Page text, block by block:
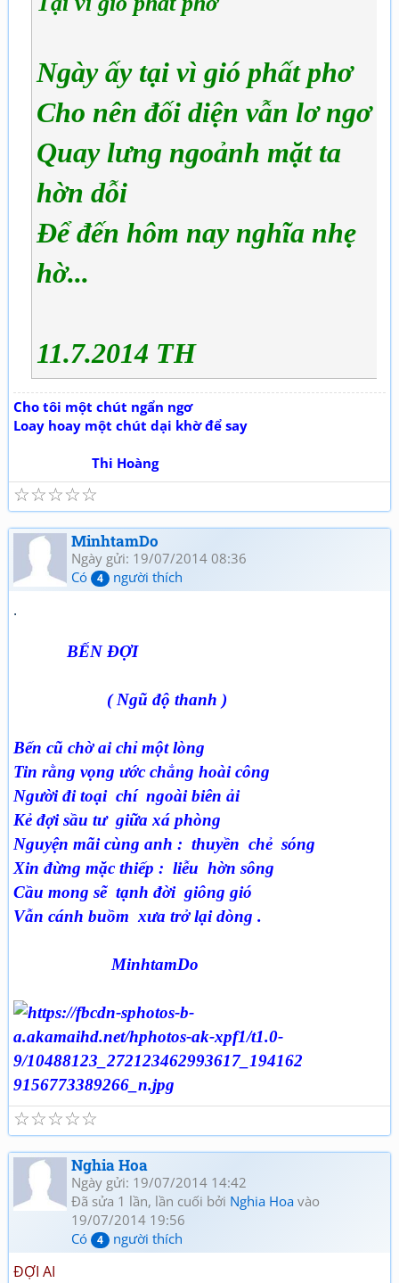
Ngày ấy tại vì gió phất phơ
Cho nên đối diện vẫn lơ ngơ
Quay lưng ngoảnh mặt ta
hờn dỗi
Để đến hôm nay nghĩa nhẹ
hờ...
11.7.2014 TH
Cho tôi một chút ngẩn ngơ
Loay hoay một chút dại khờ để say
Thi Hoàng
☆
☆
☆
☆
☆
MinhtamDo
Ngày gửi: 19/07/2014 08:36
Có
4 người thích
.
BẾN ĐỢI
( Ngũ độ thanh )
Bến cũ chờ ai chỉ một lòng
Tin rằng vọng ước chẳng hoài công
Người đi toại chí ngoài biên ải
Kẻ đợi sầu tư giữa xá phòng
Nguyện mãi cùng anh : thuyền chẻ sóng
Xin đừng mặc thiếp : liễu hờn sông
Cầu mong sẽ tạnh đời giông gió
Vẫn cánh buồm xưa trở lại dòng .
MinhtamDo
☆
☆
☆
☆
☆
Nghia Hoa
Ngày gửi: 19/07/2014 14:42
Đã sửa 1 lần, lần cuối bởi Nghia Hoa vào
19/07/2014 19:56
Có
4 người thích
ĐỢI AI